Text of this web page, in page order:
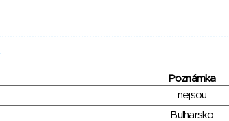
Poznámka
nejsou
Bulharsko